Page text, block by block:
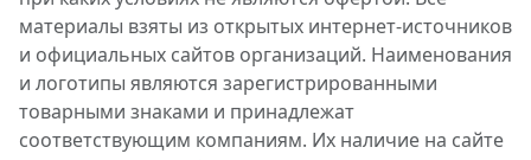
материалы взяты из открытых интернет-источников
и официальных сайтов организаций. Наименования
и логотипы являются зарегистрированными
товарными знаками и принадлежат
соответствующим компаниям. Их наличие на сайте